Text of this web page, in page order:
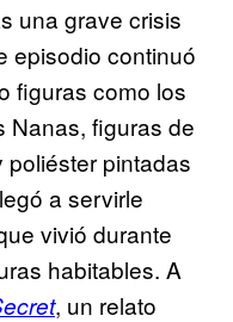
una grave crisis
episodio continuó
figuras como los
Nanas, figuras de
pintadas
a servirle
vivió durante
habitables. A
, un relato